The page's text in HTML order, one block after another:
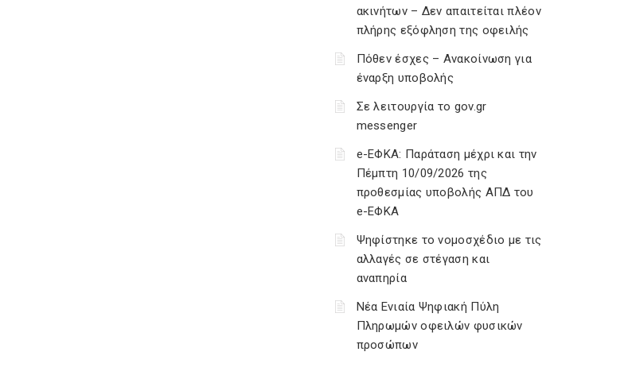
ακινήτων – Δεν απαιτείται πλέον
πλήρης εξόφληση της οφειλής
Πόθεν έσχες – Ανακοίνωση για
έναρξη υποβολής
Σε λειτουργία το gov.gr
messenger
e-ΕΦΚΑ: Παράταση μέχρι και την
Πέμπτη 10/09/2026 της
προθεσμίας υποβολής ΑΠΔ του
e-ΕΦΚΑ
Ψηφίστηκε το νομοσχέδιο με τις
αλλαγές σε στέγαση και
αναπηρία
Νέα Ενιαία Ψηφιακή Πύλη
Πληρωμών οφειλών φυσικών
προσώπων